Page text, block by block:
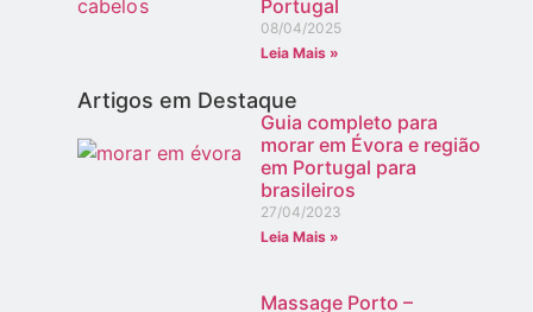
Portugal
08/04/2025
Leia Mais »
Artigos em Destaque
Guia completo para
morar em Évora e região
em Portugal para
brasileiros
27/04/2023
Leia Mais »
Massage Porto –